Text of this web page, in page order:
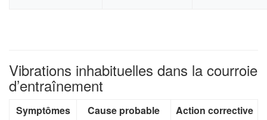
Vibrations inhabituelles dans la courroie
d’entraînement
Symptômes Cause probable Action corrective